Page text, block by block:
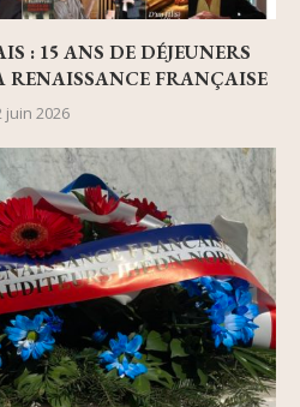
: 15 ANS DE DÉJEUNERS
RENAISSANCE FRANÇAISE
juin 2026